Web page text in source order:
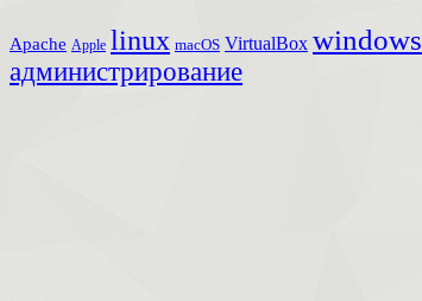
Apache Apple linux macOS VirtualBox windows
администрирование